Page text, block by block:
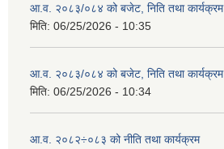
आ.व. २०८३/०८४ को बजेट, निति तथा कार्यक्रम
मिति: 06/25/2026 - 10:35
आ.व. २०८३/०८४ को बजेट, निति तथा कार्यक्रम
मिति: 06/25/2026 - 10:34
आ.व. २०८२÷०८३ को नीति तथा कार्यक्रम